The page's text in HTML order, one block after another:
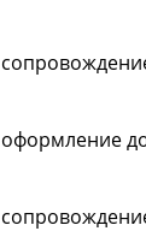
оформление